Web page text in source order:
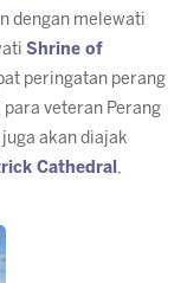
dengan melewati
Shrine of
peringatan perang
veteran Perang
akan diajak
Cathedral ,